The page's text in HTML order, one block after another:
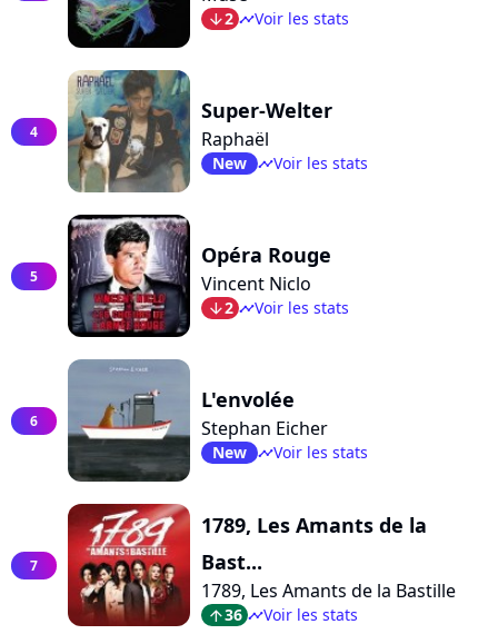
arrow_bot2 timelineVoir les stats
4
Super-Welter
Raphaël
New timelineVoir les stats
5
Opéra Rouge
Vincent Niclo
arrow_bot2 timelineVoir les stats
6
L'envolée
Stephan Eicher
New timelineVoir les stats
7
1789, Les Amants de la
Bast...
1789, Les Amants de la Bastille
arrow_top36 timelineVoir les stats